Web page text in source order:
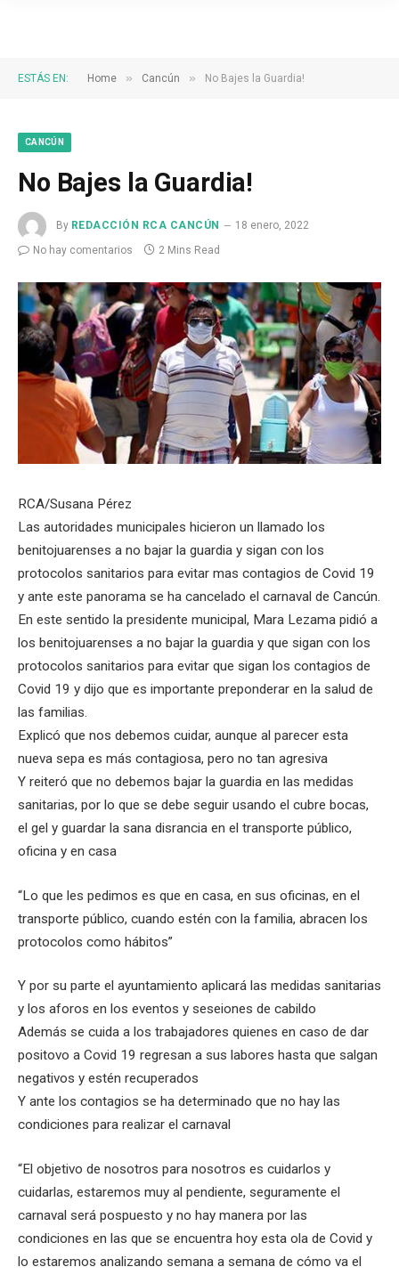
ESTÁS EN: Home » Cancún » No Bajes la Guardia!
CANCÚN
No Bajes la Guardia!
By REDACCIÓN RCA CANCÚN
18 enero, 2022
No hay comentarios
2 Mins Read
RCA/Susana Pérez
Las autoridades municipales hicieron un llamado los
benitojuarenses a no bajar la guardia y sigan con los
protocolos sanitarios para evitar mas contagios de Covid 19
y ante este panorama se ha cancelado el carnaval de Cancún.
En este sentido la presidente municipal, Mara Lezama pidió a
los benitojuarenses a no bajar la guardia y que sigan con los
protocolos sanitarios para evitar que sigan los contagios de
Covid 19 y dijo que es importante preponderar en la salud de
las familias.
Explicó que nos debemos cuidar, aunque al parecer esta
nueva sepa es más contagiosa, pero no tan agresiva
Y reiteró que no debemos bajar la guardia en las medidas
sanitarias, por lo que se debe seguir usando el cubre bocas,
el gel y guardar la sana disrancia en el transporte público,
oficina y en casa
“Lo que les pedimos es que en casa, en sus oficinas, en el
transporte público, cuando estén con la familia, abracen los
protocolos como hábitos”
Y por su parte el ayuntamiento aplicará las medidas sanitarias
y los aforos en los eventos y seseiones de cabildo
Además se cuida a los trabajadores quienes en caso de dar
positovo a Covid 19 regresan a sus labores hasta que salgan
negativos y estén recuperados
Y ante los contagios se ha determinado que no hay las
condiciones para realizar el carnaval
“El objetivo de nosotros para nosotros es cuidarlos y
cuidarlas, estaremos muy al pendiente, seguramente el
carnaval será pospuesto y no hay manera por las
condiciones en las que se encuentra hoy esta ola de Covid y
lo estaremos analizando semana a semana de cómo va el